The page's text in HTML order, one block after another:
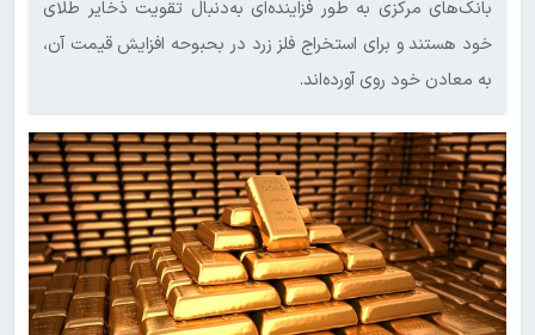
بانک‌های مرکزی به طور فزاینده‌ای به‌دنبال تقویت ذخایر طلای
خود هستند و برای استخراج فلز زرد در بحبوحه افزایش قیمت آن،
به معادن خود روی آورده‌اند.